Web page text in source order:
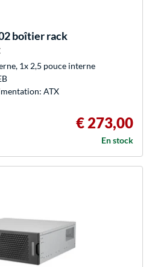
boîtier rack
1x 2,5 pouce interne
ATX
€ 273,00
En stock